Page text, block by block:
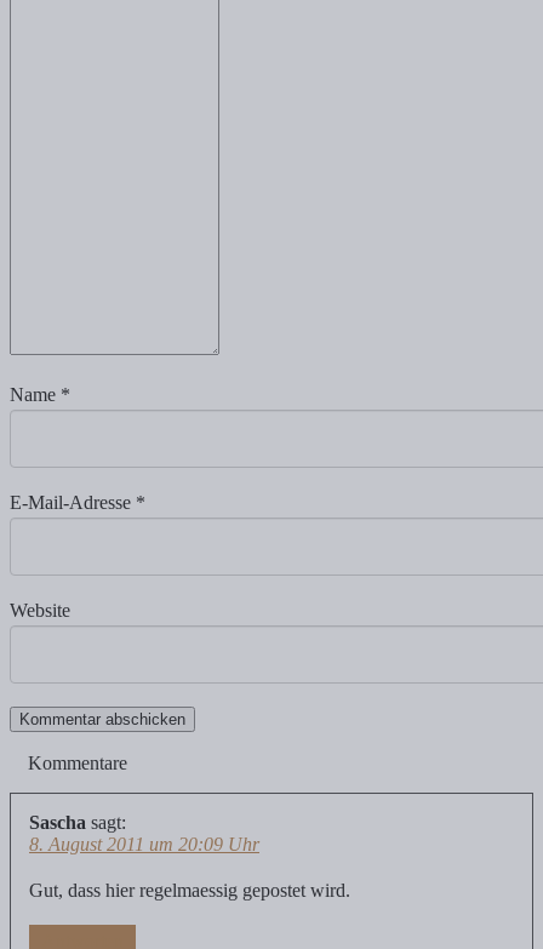
Name *
E-Mail-Adresse *
Website
Kommentare
Sascha sagt:
8. August 2011 um 20:09 Uhr
Gut, dass hier regelmaessig gepostet wird.